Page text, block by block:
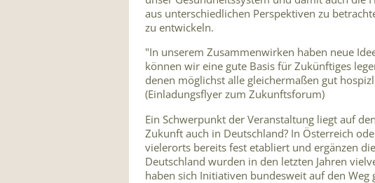
aus unterschiedlichen Perspektiven zu
zu entwickeln.
"In unserem Zusammenwirken haben neue
können wir eine gute Basis für Zukünftiges
denen möglichst alle gleichermaßen gut
(Einladungsflyer zum Zukunftsforum)
Ein Schwerpunkt der Veranstaltung liegt auf
Zukunft auch in Deutschland? In Österreich
vielerorts bereits fest etabliert und ergänzen
Deutschland wurden in den letzten Jahren
haben sich Initiativen bundesweit auf den Weg